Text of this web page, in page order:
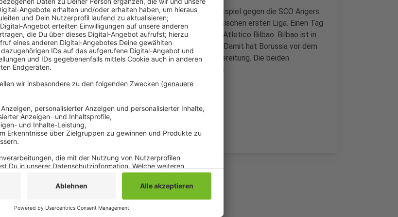
Am Samstagnachmittag (27.07.2019) steht um 16:00 Uhr ein Testspiel gegen die SCO Angers
an. In Straelen trifft Borussia auf den 13. der abgelaufenen franösischen ersten Liga. Einen Tag
später (28.07.2019) spielt der VfL um 16:00 Uhr in Velbert gegen Atletico Bilbao. Bilbao ist in
der vergangenen Saison siebter in der spanischen Liga geworden. Damit hat Borussia vor dem
Ligastart am 17. August noch zwei echte Gradmesser in der Vorbereitung. Die beiden
Testspiele sind die ersten nach dem Trainingslager am Tegernsee.
Anzeige